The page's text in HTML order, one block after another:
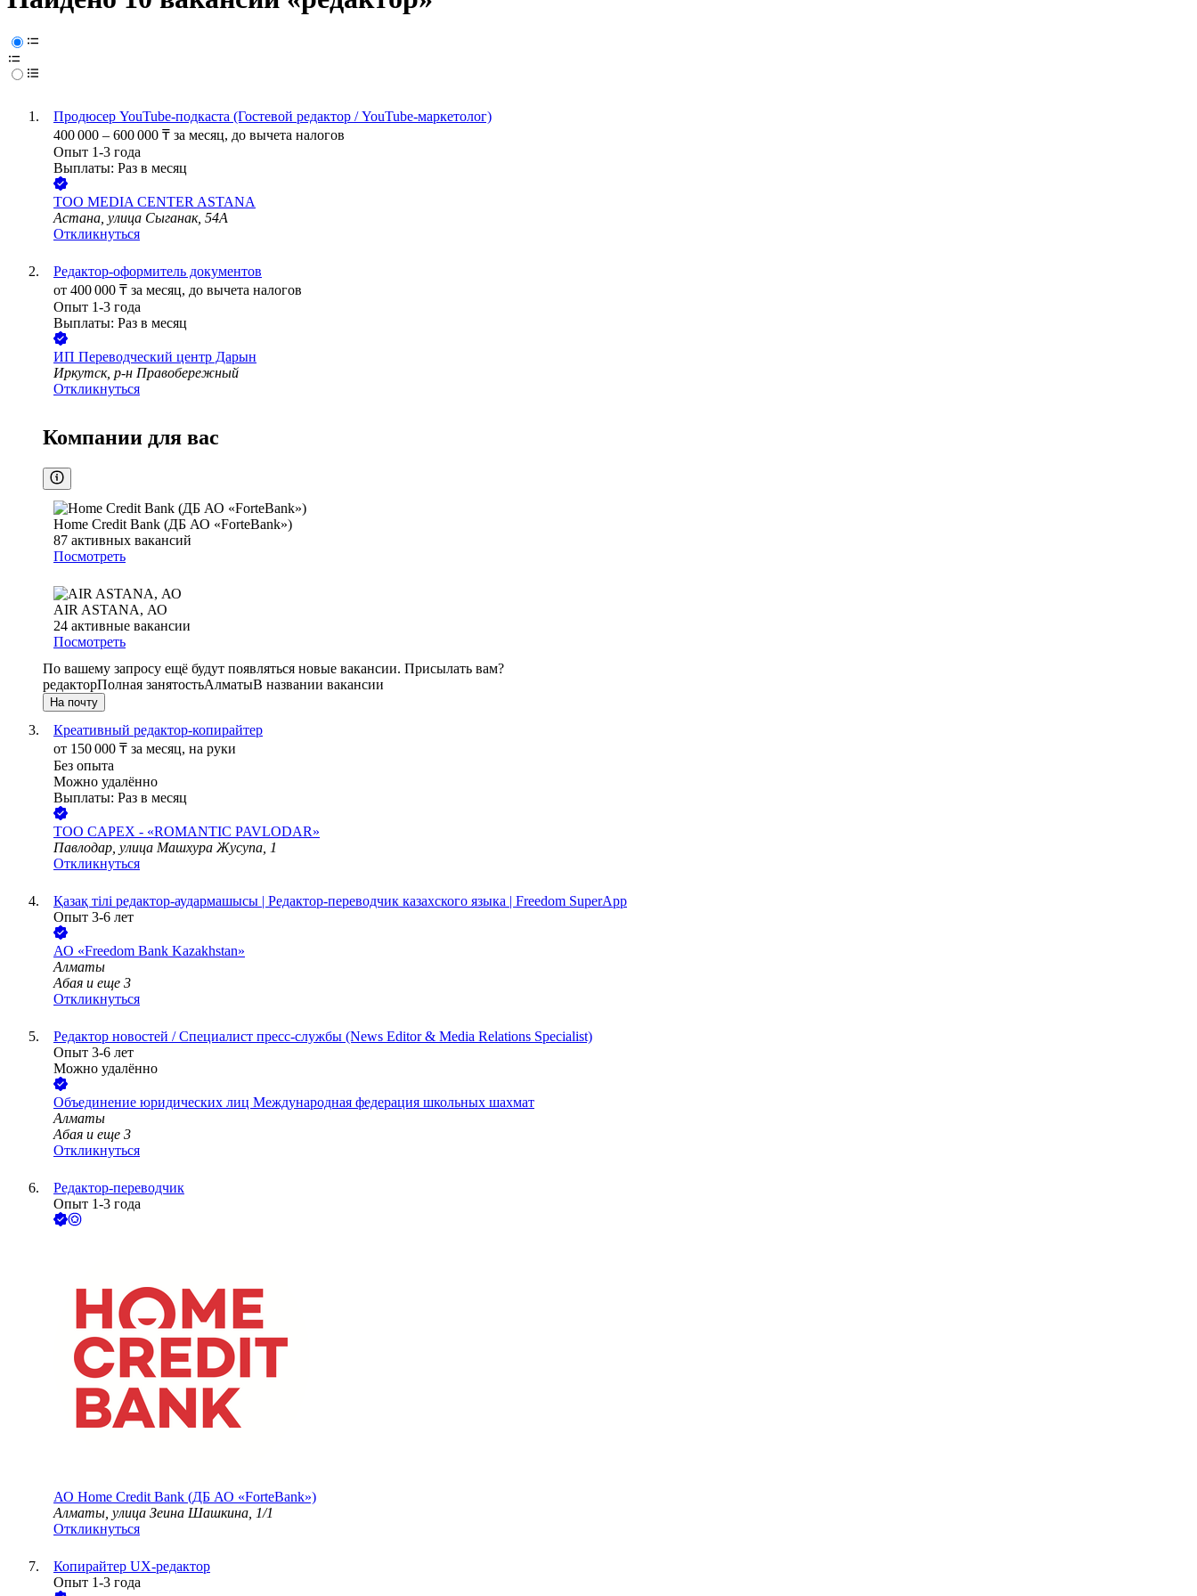
Продюсер YouTube-подкаста (Гостевой редактор / YouTube-маркетолог)
400 000 – 600 000 ₸ за месяц, до вычета налогов
Опыт 1-3 года
Выплаты: Раз в месяц
ТОО MEDIA CENTER ASTANA
Астана, улица Сыганак, 54А
Откликнуться
Редактор-оформитель документов
от 400 000 ₸ за месяц, до вычета налогов
Опыт 1-3 года
Выплаты: Раз в месяц
ИП Переводческий центр Дарын
Иркутск, р-н Правобережный
Откликнуться
Компании для вас
Home Credit Bank (ДБ АО «ForteBank»)
87 активных вакансий
Посмотреть
AIR ASTANA, АО
24 активные вакансии
Посмотреть
По вашему запросу ещё будут появляться новые вакансии. Присылать вам?
редакторПолная занятостьАлматыВ названии вакансии
На почту
Креативный редактор-копирайтер
от 150 000 ₸ за месяц, на руки
Без опыта
Можно удалённо
Выплаты: Раз в месяц
ТОО CAPEX - «ROMANTIC PAVLODAR»
Павлодар, улица Машхура Жусупа, 1
Откликнуться
Қазақ тілі редактор-аудармашысы | Редактор-переводчик казахского языка | Freedom SuperApp
Опыт 3-6 лет
АО «Freedom Bank Kazakhstan»
Алматы
Абая и еще 3
Откликнуться
Редактор новостей / Специалист пресс-службы (News Editor & Media Relations Specialist)
Опыт 3-6 лет
Можно удалённо
Объединение юридических лиц Международная федерация школьных шахмат
Алматы
Абая и еще 3
Откликнуться
Редактор-переводчик
Опыт 1-3 года
АО Home Credit Bank (ДБ АО «ForteBank»)
Алматы, улица Зеина Шашкина, 1/1
Откликнуться
Копирайтер UX-редактор
Опыт 1-3 года